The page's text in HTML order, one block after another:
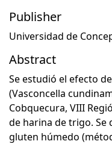
Publisher
Universidad de
Abstract
Se estudió el efecto
(Vasconcella
Cobquecura, VIII
de harina de trigo.
gluten húmedo